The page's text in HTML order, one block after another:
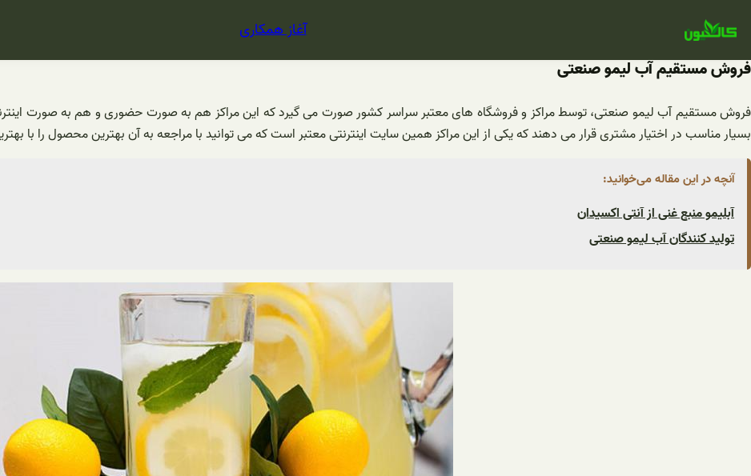
آغاز همکاری
فروش مستقیم آب لیمو صنعتی
فروش مستقیم آب لیمو صنعتی، توسط مراکز و فروشگاه های معتبر سراسر کشور صورت می گیرد که این مراکز هم به صورت حضوری و هم به صورت
بسیار مناسب در اختیار مشتری قرار می دهند که یکی از این مراکز همین سایت اینترنتی معتبر است که می توانید با مراجعه به آن بهترین محصول را با
آنچه در این مقاله می‌خوانید:
آبلیمو منبع غنی از آنتی اکسیدان
تولید کنندگان آب لیمو صنعتی